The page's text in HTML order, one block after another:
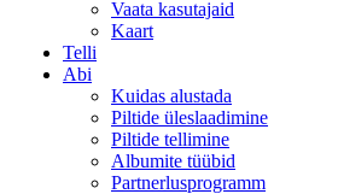
Vaata kasutajaid
Kaart
Telli
Abi
Kuidas alustada
Piltide üleslaadimine
Piltide tellimine
Albumite tüübid
Partnerlusprogramm